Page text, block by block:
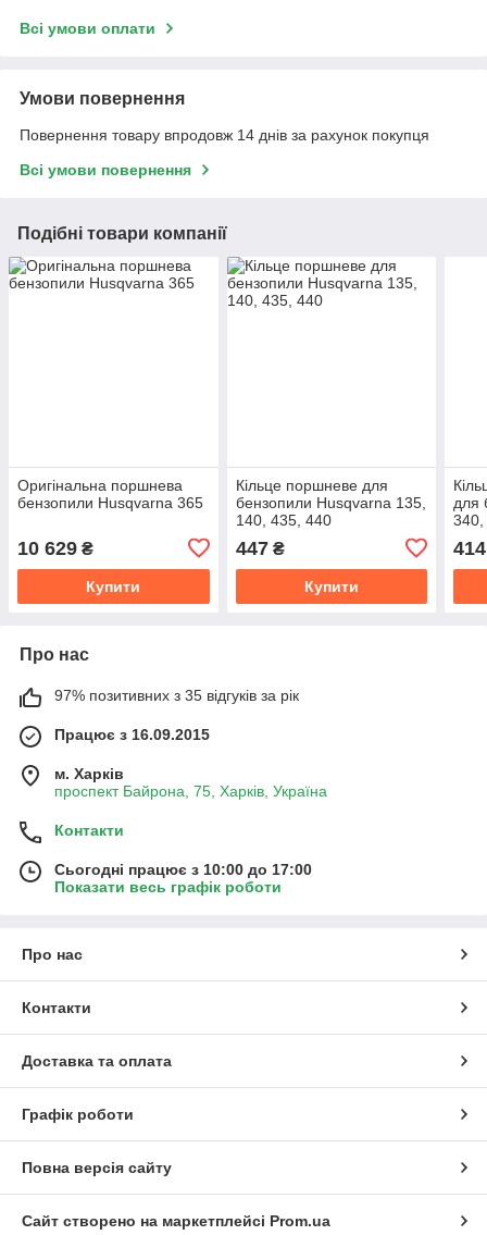
Всі умови оплати
Умови повернення
Повернення товару впродовж 14 днів за рахунок покупця
Всі умови повернення
Подібні товари компанії
Оригінальна поршнева
бензопили Husqvarna 365
10 629 ₴
Купити
Кільце поршневе для
бензопили Husqvarna 135,
140, 435, 440
447₴
Купити
для
414
Про нас
97% позитивних з 35 відгуків за рік
Працює з 16.09.2015
м. Харків
проспект Байрона, 75, Харків, Україна
Контакти
Сьогодні працює з 10:00 до 17:00
Показати весь графік роботи
Про нас
Контакти
Доставка та оплата
Графік роботи
Повна версія сайту
Сайт створено на маркетплейсі Prom.ua